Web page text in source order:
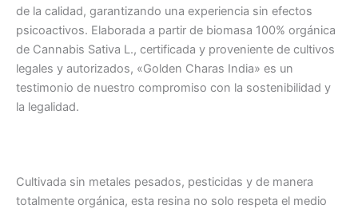
de la calidad, garantizando una experiencia sin efectos
psicoactivos. Elaborada a partir de biomasa 100% orgánica
de Cannabis Sativa L., certificada y proveniente de cultivos
legales y autorizados, «Golden Charas India» es un
testimonio de nuestro compromiso con la sostenibilidad y
la legalidad.
Cultivada sin metales pesados, pesticidas y de manera
totalmente orgánica, esta resina no solo respeta el medio